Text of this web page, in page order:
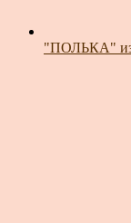
"ПОЛЬКА" из